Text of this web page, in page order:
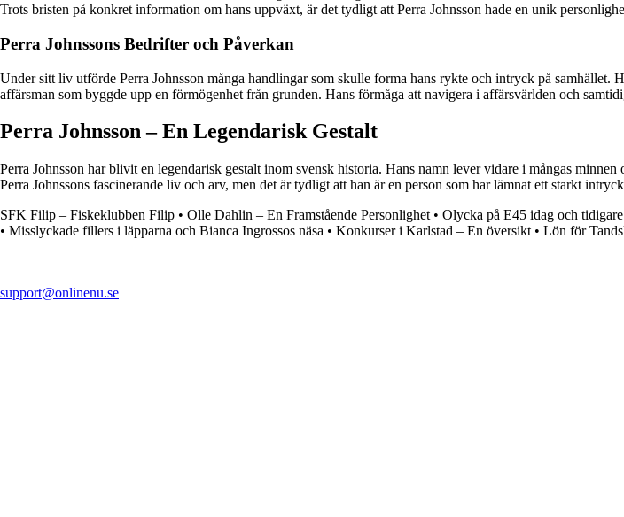
Trots bristen på konkret information om hans uppväxt, är det tydligt att Perra Johnsson hade en unik
Perra Johnssons Bedrifter och Påverkan
Under sitt liv utförde Perra Johnsson många handlingar som skulle forma hans rykte och intryck på
affärsman som byggde upp en förmögenhet från grunden. Hans förmåga att navigera i affärsvärlden och
Perra Johnsson – En Legendarisk Gestalt
Perra Johnsson har blivit en legendarisk gestalt inom svensk historia. Hans namn lever vidare i mångas
Perra Johnssons fascinerande liv och arv, men det är tydligt att han är en person som har lämnat ett starkt
SFK Filip – Fiskeklubben Filip • Olle Dahlin – En Framstående Personlighet • Olycka på E45 idag och
• Misslyckade fillers i läpparna och Bianca Ingrossos näsa • Konkurser i Karlstad – En översikt • Lön för
support@onlinenu.se